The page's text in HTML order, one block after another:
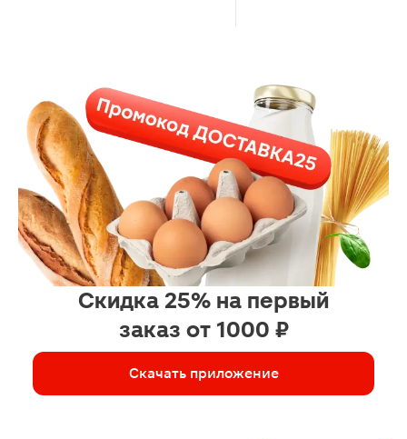
Скидка 25% на первый
заказ от 1000 ₽
Скачать приложение